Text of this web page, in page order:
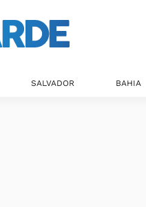
SALVADOR BAHIA